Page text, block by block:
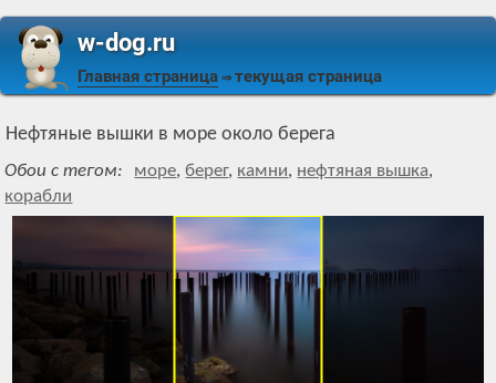
w-dog.ru
Главная страница ⇒ текущая страница
Нефтяные вышки в море около берега
Обои с тегом: море,берег, камни, нефтяная вышка,
корабли